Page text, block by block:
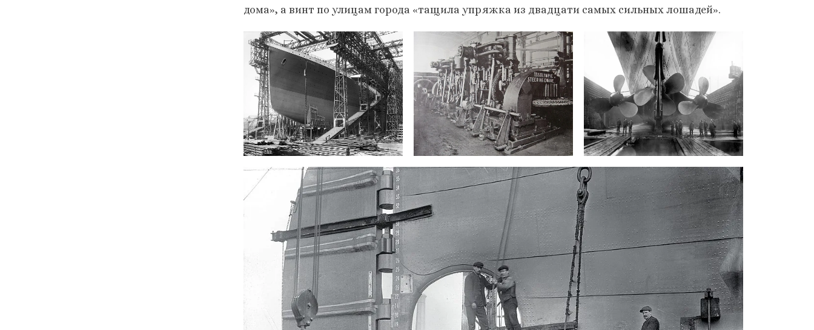
дома», а винт по улицам города «тащила упряжка из двадцати самых сильных лошадей».